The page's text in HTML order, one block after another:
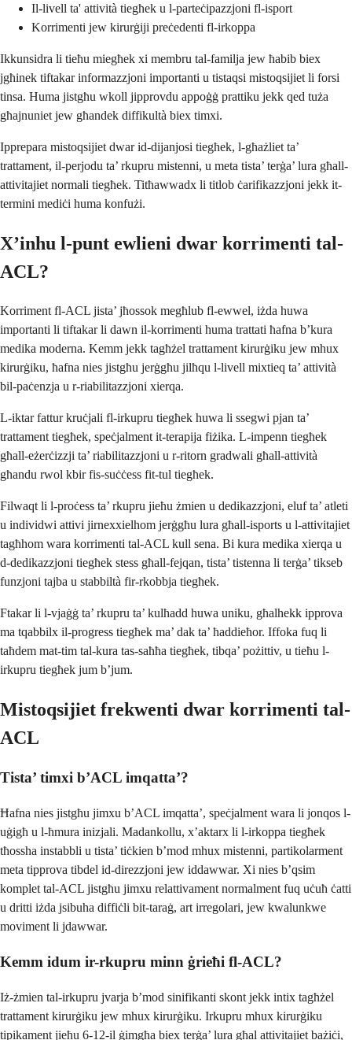
Il-livell ta' attività tiegħek u l-parteċipazzjoni fl-isport
Korrimenti jew kirurġiji preċedenti fl-irkoppa
Ikkunsidra li tieħu miegħek xi membru tal-familja jew ħabib biex
jgħinek tiftakar informazzjoni importanti u tistaqsi mistoqsijiet li forsi
tinsa. Huma jistgħu wkoll jipprovdu appoġġ prattiku jekk qed tuża
għajnuniet jew għandek diffikultà biex timxi.
Ipprepara mistoqsijiet dwar id-dijanjosi tiegħek, l-għażliet ta’
trattament, il-perjodu ta’ rkupru mistenni, u meta tista’ terġa’ lura għall-
attivitajiet normali tiegħek. Titħawwadx li titlob ċarifikazzjoni jekk it-
termini mediċi huma konfużi.
X’inhu l-punt ewlieni dwar korrimenti tal-
ACL?
Korriment fl-ACL jista’ jħossok megħlub fl-ewwel, iżda huwa
importanti li tiftakar li dawn il-korrimenti huma trattati ħafna b’kura
medika moderna. Kemm jekk tagħżel trattament kirurġiku jew mhux
kirurġiku, ħafna nies jistgħu jerġgħu jilħqu l-livell mixtieq ta’ attività
bil-paċenzja u r-riabilitazzjoni xierqa.
L-iktar fattur kruċjali fl-irkupru tiegħek huwa li ssegwi pjan ta’
trattament tiegħek, speċjalment it-terapija fiżika. L-impenn tiegħek
għall-eżerċizzji ta’ riabilitazzjoni u r-ritorn gradwali għall-attività
għandu rwol kbir fis-suċċess fit-tul tiegħek.
Filwaqt li l-proċess ta’ rkupru jieħu żmien u dedikazzjoni, eluf ta’ atleti
u individwi attivi jirnexxielhom jerġgħu lura għall-isports u l-attivitajiet
tagħhom wara korrimenti tal-ACL kull sena. Bi kura medika xierqa u
d-dedikazzjoni tiegħek stess għall-fejqan, tista’ tistenna li terġa’ tikseb
funzjoni tajba u stabbiltà fir-rkobbja tiegħek.
Ftakar li l-vjaġġ ta’ rkupru ta’ kulħadd huwa uniku, għalhekk ipprova
ma tqabbilx il-progress tiegħek ma’ dak ta’ ħaddieħor. Iffoka fuq li
taħdem mat-tim tal-kura tas-saħħa tiegħek, tibqa’ pożittiv, u tieħu l-
irkupru tiegħek jum b’jum.
Mistoqsijiet frekwenti dwar korrimenti tal-
ACL
Tista’ timxi b’ACL imqatta’?
Ħafna nies jistgħu jimxu b’ACL imqatta’, speċjalment wara li jonqos l-
uġigħ u l-ħmura inizjali. Madankollu, x’aktarx li l-irkoppa tiegħek
tħossha instabbli u tista’ tiċkien b’mod mhux mistenni, partikolarment
meta tipprova tibdel id-direzzjoni jew iddawwar. Xi nies b’qsim
komplet tal-ACL jistgħu jimxu relattivament normalment fuq uċuħ ċatti
u dritti iżda jsibuha diffiċli bit-taraġ, art irregolari, jew kwalunkwe
moviment li jdawwar.
Kemm idum ir-rkupru minn ġrieħi fl-ACL?
Iż-żmien tal-irkupru jvarja b’mod sinifikanti skont jekk intix tagħżel
trattament kirurġiku jew mhux kirurġiku. Irkupru mhux kirurġiku
tipikament jieħu 6-12-il ġimgħa biex terġa’ lura għal attivitajiet bażiċi,